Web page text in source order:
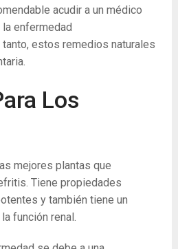
acudir a un médico
enfermedad
estos remedios naturales
Los
mejores plantas que
Tiene propiedades
y también tiene un
función renal.